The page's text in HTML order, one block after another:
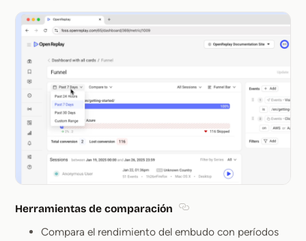
Herramientas de comparación
Compara el rendimiento del embudo con períodos